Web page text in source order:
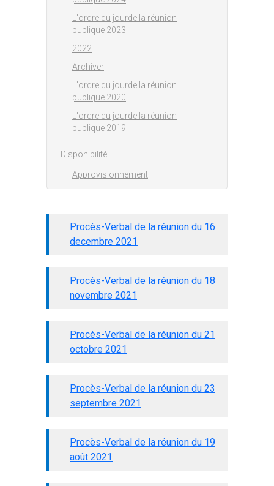
Procès-Verbal de la réunion du 16
decembre 2021
Procès-Verbal de la réunion du 18
novembre 2021
Procès-Verbal de la réunion du 21
octobre 2021
Procès-Verbal de la réunion du 23
septembre 2021
Procès-Verbal de la réunion du 19
août 2021
L'ordre du jourde la réunion
publique 2023
2022
Archiver
L'ordre du jourde la réunion
publique 2020
L'ordre du jourde la réunion
publique 2019
Disponibilité
Approvisionnement